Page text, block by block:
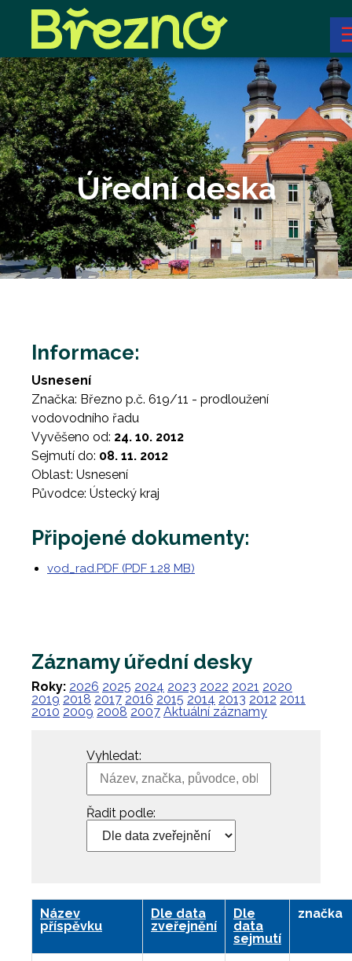
Úřední deska
Informace:
Usnesení
Značka: Březno p.č. 619/11 - prodloužení
vodovodního řadu
Vyvěšeno od: 24. 10. 2012
Sejmutí do: 08. 11. 2012
Oblast: Usnesení
Původce: Ústecký kraj
Připojené dokumenty:
vod_rad.PDF (PDF 1.28 MB)
Záznamy úřední desky
Roky: 2026 2025 2024 2023 2022 2021 2020
2019 2018 2017 2016 2015 2014 2013 2012 2011
2010 2009 2008 2007 Aktuální záznamy
Vyhledat:
Řadit podle:
Název
příspěvku
Dle data
zveřejnění
Dle
data
sejmutí
značka